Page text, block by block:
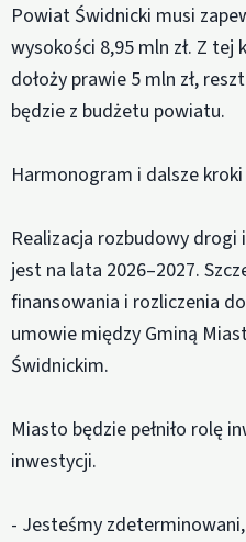
Powiat Świdnicki musi
wysokości 8,95 mln zł. Z tej
dołoży prawie 5 mln zł,
będzie z budżetu powiatu.
Harmonogram i dalsze kroki
Realizacja rozbudowy drogi
jest na lata 2026–2027.
finansowania i rozliczenia
umowie między Gminą
Świdnickim.
Miasto będzie pełniło rolę
inwestycji.
- Jesteśmy